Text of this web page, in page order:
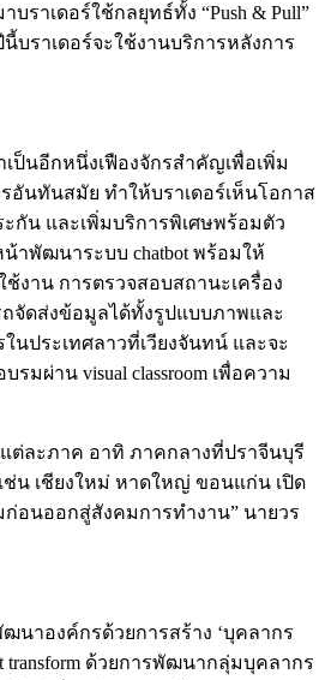
ราเดอร์ใช้กลยุทธ์ทั้ง “Push & Pull”
ราเดอร์จะใช้งานบริการหลังการ
ป็นอีกหนึ่งเฟืองจักรสำคัญเพื่อเพิ่ม
นทันสมัย ทำให้บราเดอร์เห็นโอกาส
กัน และเพิ่มบริการพิเศษพร้อมตัว
าพัฒนาระบบ chatbot พร้อมให้
งาน การตรวจสอบสถานะเครื่อง
ถจัดส่งข้อมูลได้ทั้งรูปแบบภาพและ
ประเทศลาวที่เวียงจันทน์ และจะ
มผ่าน visual classroom เพื่อความ
ต่ละภาค อาทิ ภาคกลางที่ปราจีนบุรี
น เชียงใหม่ หาดใหญ่ ขอนแก่น เปิด
อนออกสู่สังคมการทำงาน” นายวร
นาองค์กรด้วยการสร้าง ‘บุคลากร
ด้วยการพัฒนากลุ่มบุคลากร